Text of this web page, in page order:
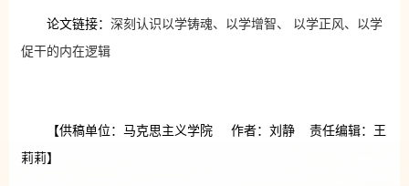
论文链接： 深刻认识以学铸魂、以学增智、 以学正风、以学
促干的内在逻辑
【供稿单位：马克思主义学院 作者：刘静 责任编辑：王
莉莉】